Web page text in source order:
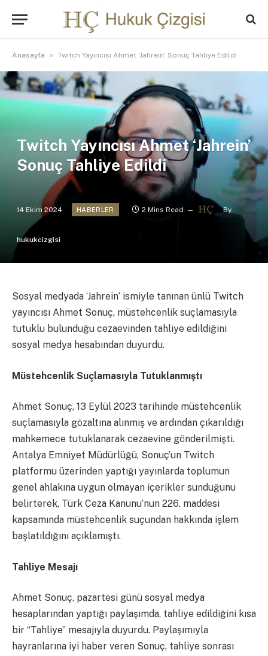
Anasayfa » Twitch Yayıncısı Ahmet ‘Jahrein’ Sonuç Tahliye Edildi
Twitch Yayıncısı Ahmet ‘Jahrein’
Sonuç Tahliye Edildi
14 Ekim 2024 HABERLER 2 Mins Read By
hukukcizgisi
Sosyal medyada ‘Jahrein’ ismiyle tanınan ünlü Twitch
yayıncısı Ahmet Sonuç, müstehcenlik suçlamasıyla
tutuklu bulunduğu cezaevinden tahliye edildiğini
sosyal medya hesabından duyurdu.
Müstehcenlik Suçlamasıyla Tutuklanmıştı
Ahmet Sonuç, 13 Eylül 2023 tarihinde müstehcenlik
suçlamasıyla gözaltına alınmış ve ardından çıkarıldığı
mahkemece tutuklanarak cezaevine gönderilmişti.
Antalya Emniyet Müdürlüğü, Sonuç’un Twitch
platformu üzerinden yaptığı yayınlarda toplumun
genel ahlakına uygun olmayan içerikler sunduğunu
belirterek, Türk Ceza Kanunu’nun 226. maddesi
kapsamında müstehcenlik suçundan hakkında işlem
başlatıldığını açıklamıştı.
Tahliye Mesajı
Ahmet Sonuç, pazartesi günü sosyal medya
hesaplarından yaptığı paylaşımda, tahliye edildiğini kısa
bir “Tahliye” mesajıyla duyurdu. Paylaşımıyla
hayranlarına iyi haber veren Sonuç, tahliye sonrası